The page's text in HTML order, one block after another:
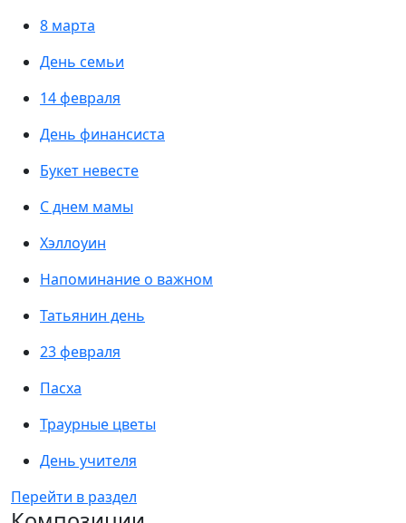
8 марта
День семьи
14 февраля
День финансиста
Букет невесте
С днем мамы
Хэллоуин
Напоминание о важном
Татьянин день
23 февраля
Пасха
Траурные цветы
День учителя
Перейти в раздел